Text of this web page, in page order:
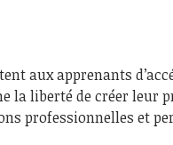
aux apprenants
la liberté de créer leur
professionnelles et